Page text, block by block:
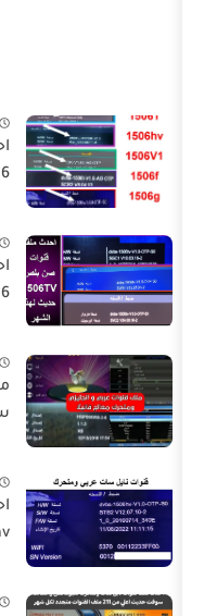
منذ عام
احدث ملف قنوات
2026
منذ عام
احدث ملف قنوات
1506TV 2026
منذ عام
ملف قنوات معالج
سات عربي ومتحرك 2026
منذ عام
احدث ملف قنوات
1506hv
منذ عام